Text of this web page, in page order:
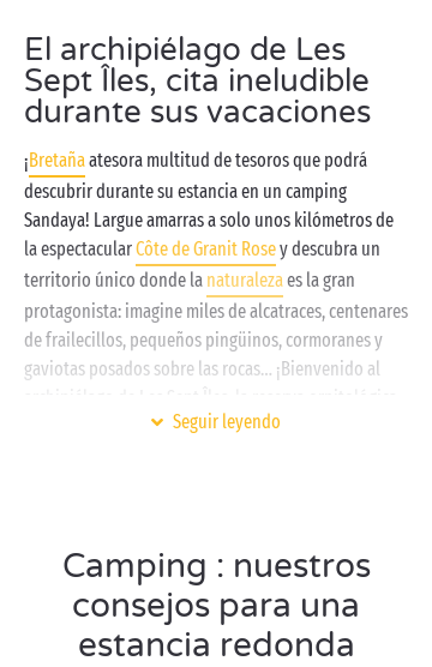
El archipiélago de Les
Sept Îles, cita ineludible
durante sus vacaciones
¡Bretañaatesora multitud de tesoros que podrá
descubrir durante su estancia en un camping
Sandaya! Largue amarras a solo unos kilómetros de
la espectacularCôte de Granit Rosey descubra un
territorio único donde la naturalezaes la gran
protagonista: imagine miles de alcatraces, centenares
de frailecillos, pequeños pingüinos, cormoranes y
gaviotas posados sobre las rocas… ¡Bienvenido al
Francia!
Canal de la Mancha. Al norte de Bretaña, los
bellísimos paisajes de la Côte de Granit Rose le
acompañarán a lo largo de toda su estancia.
Espaciosamobile-home, parcela para su tienda o
Seguir leyendo
Camping : nuestros
consejos para una
estancia redonda